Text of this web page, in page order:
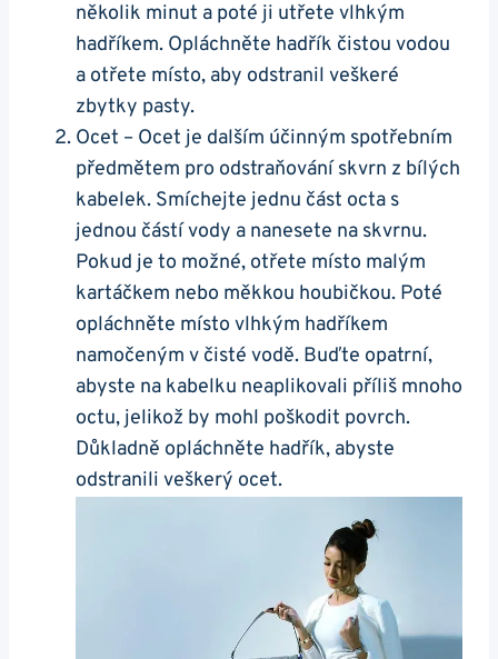
několik minut a poté ji utřete vlhkým
hadříkem. Opláchněte hadřík​ čistou vodou‌
a ⁢otřete místo, aby odstranil veškeré
zbytky pasty.
Ocet – Ocet⁤ je dalším ⁤účinným spotřebním
předmětem ⁢pro odstraňování skvrn z bílých
kabelek. Smíchejte jednu část octa s⁢
jednou částí vody a nanesete na skvrnu.
Pokud⁤ je to možné, otřete místo malým
‍kartáčkem nebo měkkou houbičkou. Poté
opláchněte místo vlhkým hadříkem
⁢namočeným v čisté vodě. ⁤Buďte opatrní,⁤
abyste na ​kabelku neaplikovali příliš ‌mnoho‍
octu, jelikož by mohl poškodit povrch.
Důkladně opláchněte hadřík, abyste
odstranili veškerý ⁣ocet.